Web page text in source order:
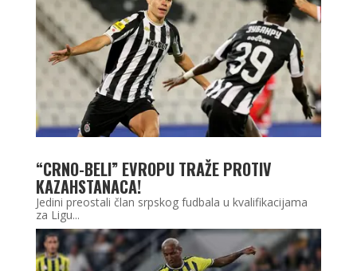
“CRNO-BELI” EVROPU TRAŽE PROTIV
KAZAHSTANACA!
Jedini preostali član srpskog fudbala u kvalifikacijama
za Ligu...